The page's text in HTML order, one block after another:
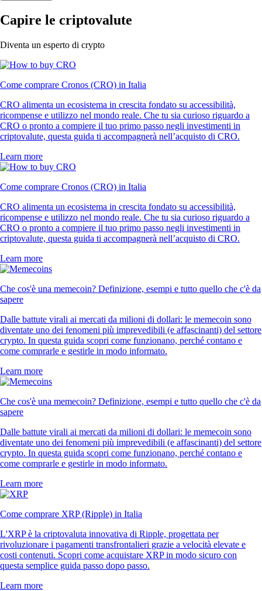
Capire le criptovalute
Diventa un esperto di crypto
Come comprare Cronos (CRO) in Italia
CRO alimenta un ecosistema in crescita fondato su accessibilità,
ricompense e utilizzo nel mondo reale. Che tu sia curioso riguardo a
CRO o pronto a compiere il tuo primo passo negli investimenti in
criptovalute, questa guida ti accompagnerà nell’acquisto di CRO.
Learn more
Come comprare Cronos (CRO) in Italia
CRO alimenta un ecosistema in crescita fondato su accessibilità,
ricompense e utilizzo nel mondo reale. Che tu sia curioso riguardo a
CRO o pronto a compiere il tuo primo passo negli investimenti in
criptovalute, questa guida ti accompagnerà nell’acquisto di CRO.
Learn more
Che cos'è una memecoin? Definizione, esempi e tutto quello che c'è da
sapere
Dalle battute virali ai mercati da milioni di dollari: le memecoin sono
diventate uno dei fenomeni più imprevedibili (e affascinanti) del settore
crypto. In questa guida scopri come funzionano, perché contano e
come comprarle e gestirle in modo informato.
Learn more
Che cos'è una memecoin? Definizione, esempi e tutto quello che c'è da
sapere
Dalle battute virali ai mercati da milioni di dollari: le memecoin sono
diventate uno dei fenomeni più imprevedibili (e affascinanti) del settore
crypto. In questa guida scopri come funzionano, perché contano e
come comprarle e gestirle in modo informato.
Learn more
Come comprare XRP (Ripple) in Italia
L'XRP è la criptovaluta innovativa di Ripple, progettata per
rivoluzionare i pagamenti transfrontalieri grazie a velocità elevate e
costi contenuti. Scopri come acquistare XRP in modo sicuro con
questa semplice guida passo dopo passo.
Learn more